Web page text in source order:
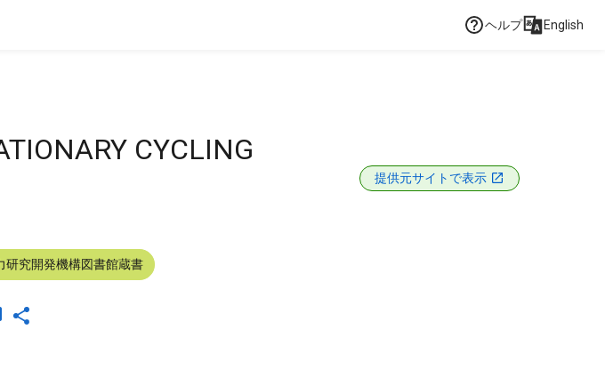
ヘルプ English
CYCLING
提供元サイトで表示
研究開発機構図書館蔵書